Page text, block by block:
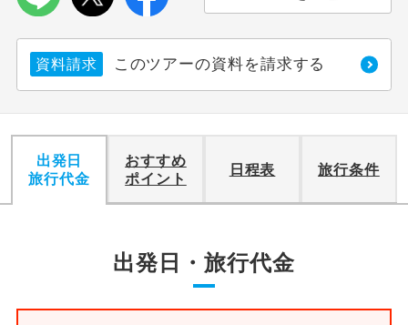
資料請求 このツアーの資料を請求する
出発日
旅行代金
おすすめ
ポイント
日程表 旅行条件
出発日・旅行代金